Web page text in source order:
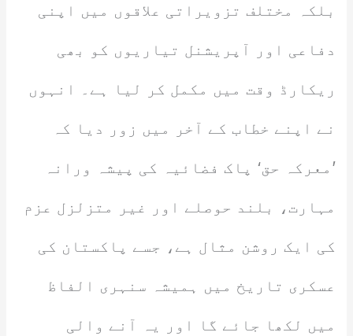
بلکہ مختلف تزویراتی علاقوں میں اپنی
دفاعی اور آپریشنل تیاریوں کو بھی
ریکارڈ وقت میں مکمل کر لیا ہے۔ انہوں
نے اپنے خطاب کے آخر میں زور دیا کہ
’معرکہ حق‘ پاک فضائیہ کی پیشہ ورانہ
مہارت، بلند حوصلے اور غیر متزلزل عزم
کی ایک روشن مثال ہے، جسے پاکستان کی
عسکری تاریخ میں ہمیشہ سنہری الفاظ
میں لکھا جائے گا اور یہ آنے والی